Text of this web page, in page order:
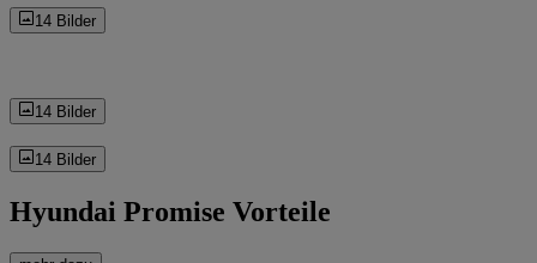
14 Bilder
14 Bilder
14 Bilder
Hyundai Promise Vorteile